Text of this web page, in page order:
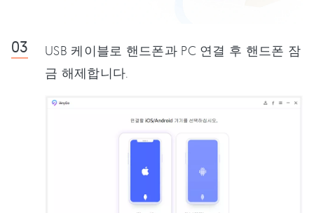
USB 케이블로 핸드폰과 PC 연결 후 핸드폰 잠
금 해제합니다.